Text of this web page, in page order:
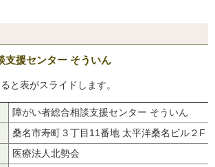
支援センター そういん
と表がスライドします。
障がい者総合相談支援センター そういん
桑名市寿町３丁目11番地 太平洋桑名ビル２F
医療法人北勢会